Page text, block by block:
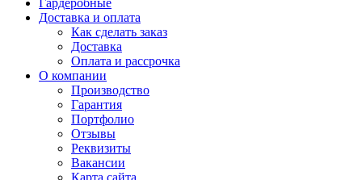
Гардеробные
Доставка и оплата
Как сделать заказ
Доставка
Оплата и рассрочка
О компании
Производство
Гарантия
Портфолио
Отзывы
Реквизиты
Вакансии
Карта сайта